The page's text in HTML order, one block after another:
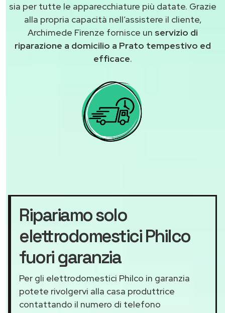
sia per tutte le apparecchiature più datate. Grazie
alla propria capacità nell’assistere il cliente,
Archimede Firenze fornisce un servizio di
riparazione a domicilio a Prato tempestivo ed
efficace.
Ripariamo solo
elettrodomestici Philco
fuori garanzia
Per gli elettrodomestici Philco in garanzia
potete rivolgervi alla casa produttrice
contattando il numero di telefono